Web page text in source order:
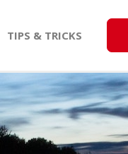
TIPS & TRICKS